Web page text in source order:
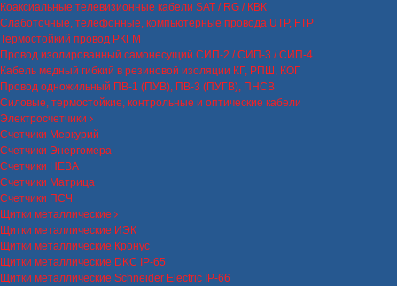
Коаксиальные телевизионные кабели SAT / RG / КВК
Слаботочные, телефонные, компьютерные провода UTP, FTP
Термостойкий провод РКГМ
Провод изолированный самонесущий СИП-2 / СИП-3 / СИП-4
Кабель медный гибкий в резиновой изоляции КГ, РПШ, КОГ
Провод одножильный ПВ-1 (ПУВ), ПВ-3 (ПУГВ), ПНСВ
Силовые, термостойкие, контрольные и оптические кабели
Электросчетчики
Счетчики Меркурий
Счетчики Энергомера
Счетчики НЕВА
Счетчики Матрица
Счетчики ПСЧ
Щитки металлические
Щитки металлические ИЭК
Щитки металлические Кронус
Щитки металлические DKC IP-65
Щитки металлические Schneider Electric IP-66